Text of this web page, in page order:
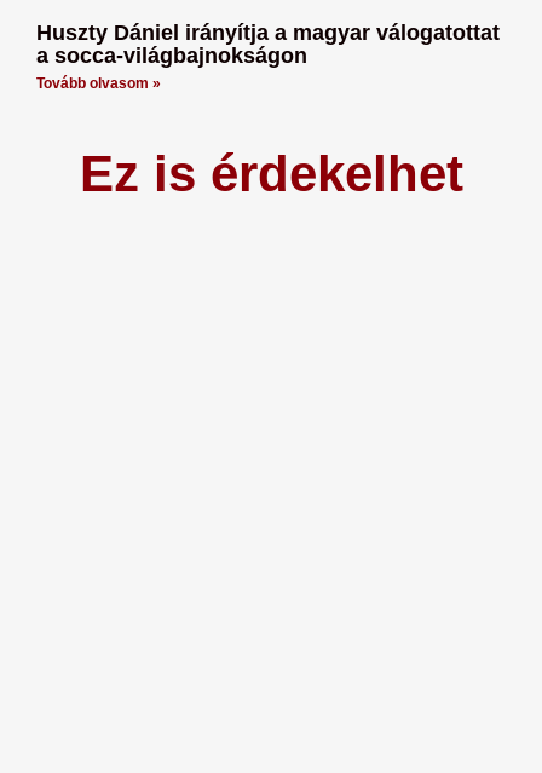
Huszty Dániel irányítja a magyar válogatottat
a socca-világbajnokságon
Tovább olvasom »
Ez is érdekelhet